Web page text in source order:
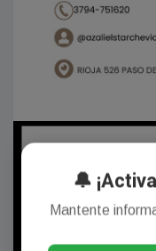
🔔
Mantente